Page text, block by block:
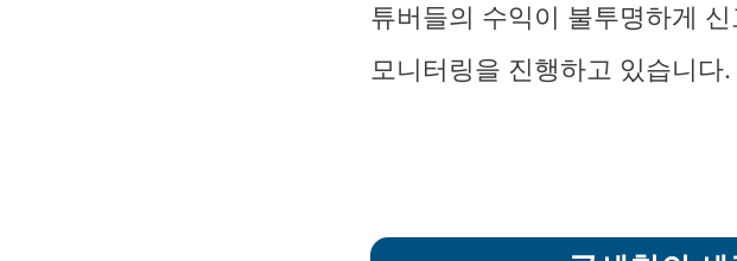
튜버들의 수익이 불투명하게
모니터링을 진행하고 있습니다.